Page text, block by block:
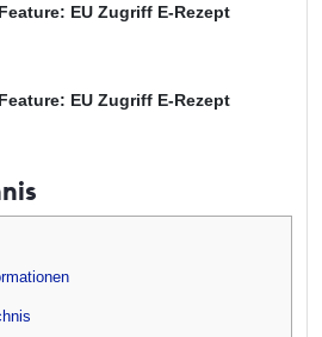
EU Zugriff E-Rezept
EU Zugriff E-Rezept